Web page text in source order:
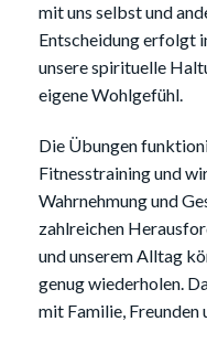
mit uns selbst und
Entscheidung erfolgt
unsere spirituelle
eigene Wohlgefühl.
Die Übungen
Fitnesstraining und
Wahrnehmung und
zahlreichen
und unserem Alltag
genug wiederholen.
mit Familie, Freunden